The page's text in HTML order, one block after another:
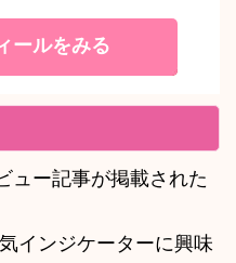
ールをみる
ュー記事が掲載された
インジケーターに興味